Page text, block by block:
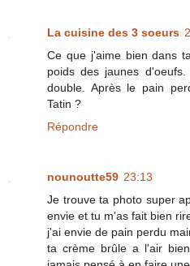
La cuisine des 3 soeurs
Ce que j'aime bien dans
poids des jaunes
double. Après le pain
Tatin ?
Répondre
nounoutte59 23:13
Je trouve ta photo super
envie et tu m'as fait bien
j'ai envie de pain perdu
ta crème brûle a l'air